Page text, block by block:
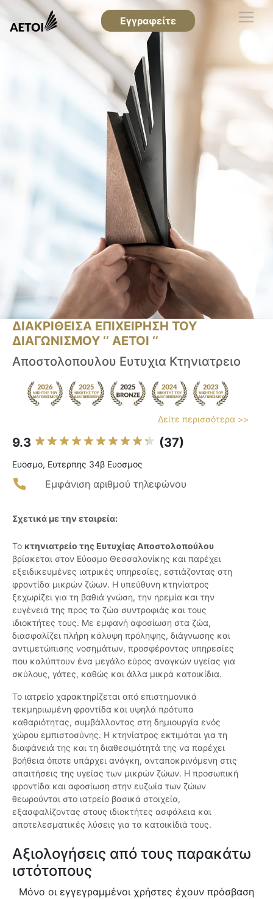
Εγγραφείτε
ΔΙΑΚΡΙΘΕΙΣΑ ΕΠΙΧΕΙΡΗΣΗ ΤΟΥ
ΔΙΑΓΩΝΙΣΜΟΥ ‘’ ΑΕΤΟΙ ‘’
Αποστολοπουλου Ευτυχια Κτηνιατρειο
Δείτε περισσότερα >>
9.3 (37)
Ευοσμο, Ευτερπης 34β Ευοσμος
Εμφάνιση αριθμού τηλεφώνου
Σχετικά με την εταιρεία:
Το κτηνιατρείο της Ευτυχίας Αποστολοπούλου
βρίσκεται στον Εύοσμο Θεσσαλονίκης και παρέχει
εξειδικευμένες ιατρικές υπηρεσίες, εστιάζοντας στη
φροντίδα μικρών ζώων. Η υπεύθυνη κτηνίατρος
ξεχωρίζει για τη βαθιά γνώση, την ηρεμία και την
ευγένειά της προς τα ζώα συντροφιάς και τους
ιδιοκτήτες τους. Με εμφανή αφοσίωση στα ζώα,
διασφαλίζει πλήρη κάλυψη πρόληψης, διάγνωσης και
αντιμετώπισης νοσημάτων, προσφέροντας υπηρεσίες
που καλύπτουν ένα μεγάλο εύρος αναγκών υγείας για
σκύλους, γάτες, καθώς και άλλα μικρά κατοικίδια.
Το ιατρείο χαρακτηρίζεται από επιστημονικά
τεκμηριωμένη φροντίδα και υψηλά πρότυπα
καθαριότητας, συμβάλλοντας στη δημιουργία ενός
χώρου εμπιστοσύνης. Η κτηνίατρος εκτιμάται για τη
διαφάνειά της και τη διαθεσιμότητά της να παρέχει
βοήθεια όποτε υπάρχει ανάγκη, ανταποκρινόμενη στις
απαιτήσεις της υγείας των μικρών ζώων. Η προσωπική
φροντίδα και αφοσίωση στην ευζωία των ζώων
θεωρούνται στο ιατρείο βασικά στοιχεία,
εξασφαλίζοντας στους ιδιοκτήτες ασφάλεια και
αποτελεσματικές λύσεις για τα κατοικίδιά τους.
Αξιολογήσεις από τους παρακάτω
ιστότοπους
Μόνο οι εγγεγραμμένοι χρήστες έχουν πρόσβαση